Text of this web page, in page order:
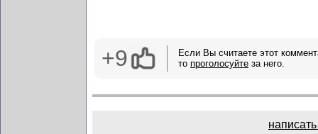
+9
Если Вы считаете этот
то проголосуйте за него.